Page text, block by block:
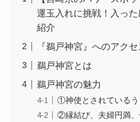
運玉入れに挑戦！入っ
紹介
『鵜戸神宮』へのアクセ
鵜戸神宮とは
鵜戸神宮の魅力
①神使とされている
②縁結び、夫婦円満